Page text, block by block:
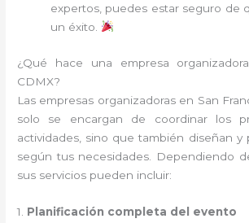
expertos, puedes estar seguro de
un éxito.
¿Qué hace una empresa
CDMX?
Las empresas organizadoras en San
solo se encargan de coordinar los
actividades, sino que también diseñan y
según tus necesidades. Dependiendo
sus servicios pueden incluir:
1. Planificación completa del evento